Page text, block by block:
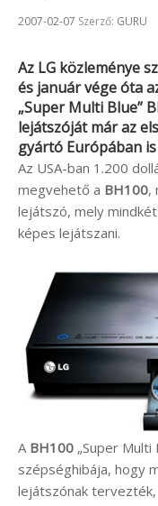
Beküldve:
2007-02-07 Szerző: GURU
Az LG közleménye
és január vége óta
„Super Multi Blue”
lejátszóját már az
gyártó Európában
Az USA-ban 1.200
megvehető a BH100,
lejátszó, mely
képes lejátszani.
A BH100 „Super
szépséghibája, hogy
lejátszónak